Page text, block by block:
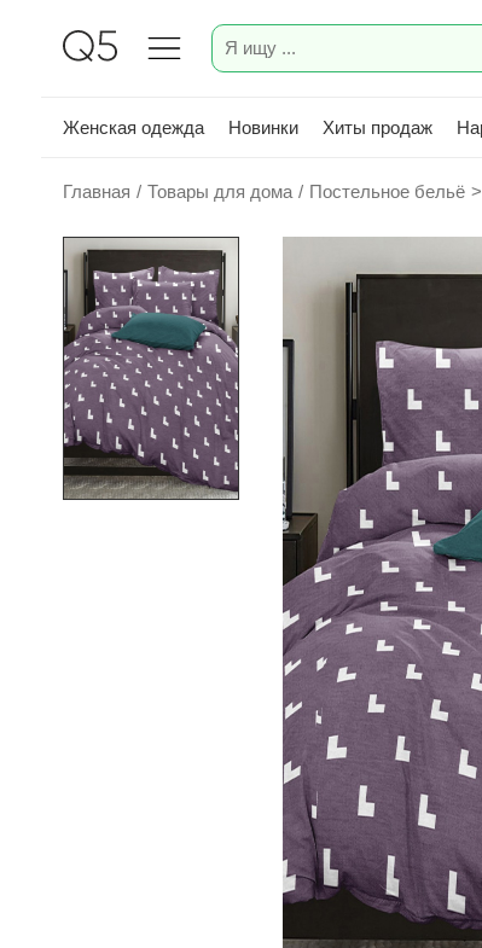
Женская одежда Новинки Хиты продаж
Главная / Товары для дома / Постельное бельё >